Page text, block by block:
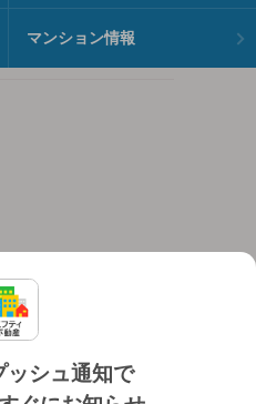
ッシュ通知で
マンション情報